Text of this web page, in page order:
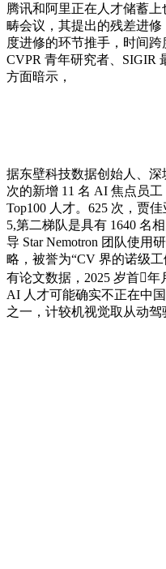
腾讯和阿里正在人才储蓄
畴会议，其提出的残差进修
度进修的环节推手，时间跨
CVPR 青年研究者、SIGIR
方面暗示，
据东壁科技数据创始人、
次的新增 11 名 AI 焦点员
Top100 人才。625 次，贾
5,第二梯队是具有 1640 名
导 Star Nemotron 团队使用
略，被誉为“CV 界的诺级
有论文数据，2025 岁首年
AI 人才可能确实不正在中
之一，计较机视觉取从动驾